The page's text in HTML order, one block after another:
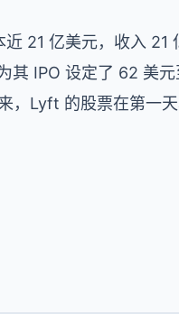
21 亿美元，收入 21
IPO 设定了 62 美
，Lyft 的股票在第一